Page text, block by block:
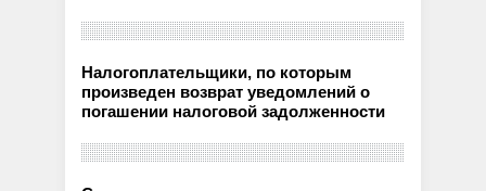
Налогоплательщики, по которым
произведен возврат уведомлений о
погашении налоговой задолженности